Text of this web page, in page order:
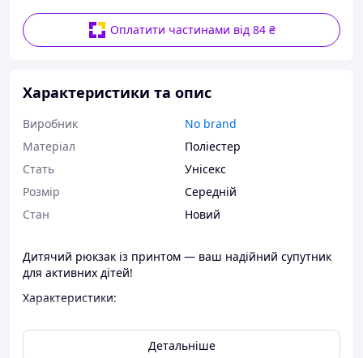
Оплатити частинами від 84 ₴
Характеристики та опис
Виробник
No brand
Матеріал
Поліестер
Стать
Унісекс
Розмір
Середній
Стан
Новий
Дитячий рюкзак із принтом — ваш надійний супутник
для активних дітей!
Характеристики:
Матеріал: водонепроникний оксфорд
Один основний відділ
Детальніше